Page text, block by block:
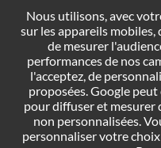
Politique
Conditions
Nous utilisons, avec
sur les appareils
de mesurer
performances de nos
l'acceptez, de
proposées. Google
pour diffuser et mesurer
non personnalisées.
personnaliser votre